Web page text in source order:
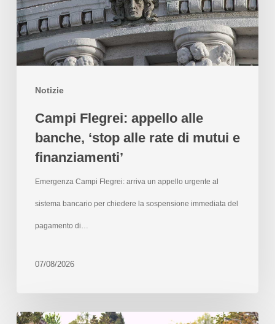
Notizie
Campi Flegrei: appello alle
banche, ‘stop alle rate di mutui e
finanziamenti’
Emergenza Campi Flegrei: arriva un appello urgente al
sistema bancario per chiedere la sospensione immediata del
pagamento di…
07/08/2026